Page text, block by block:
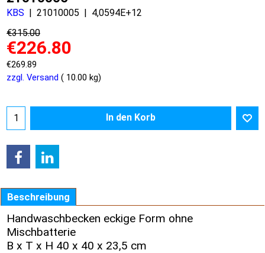
KBS 21010005
4,0594E+12
€315.00
€226.80
€269.89
zzgl. Versand
10.00 kg
In den Korb
Beschreibung
Handwaschbecken eckige Form ohne
Mischbatterie
B x T x H 40 x 40 x 23,5 cm